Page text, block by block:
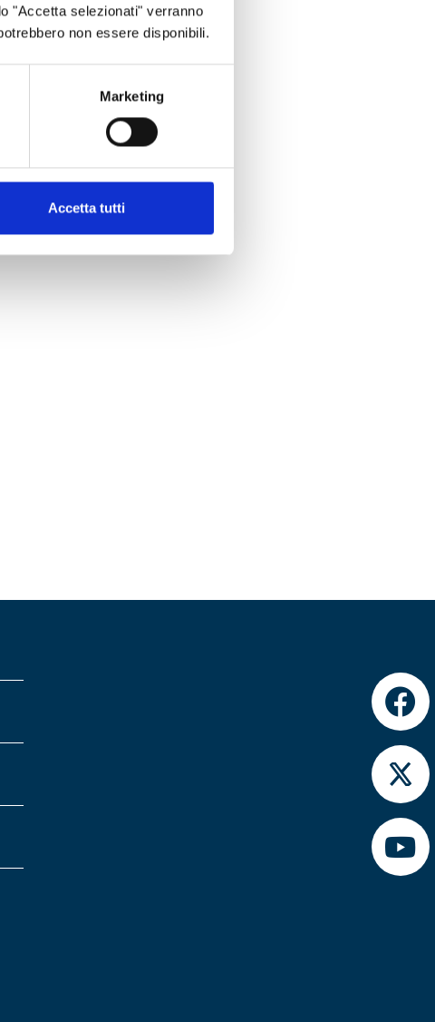
"Accetta selezionati" verranno
non essere disponibili.
Marketing
Accetta tutti